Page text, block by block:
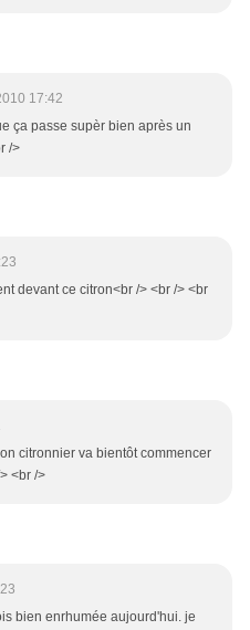
17:42
ça passe supèr bien après un
/>
devant ce citron<br /> <br /> <br
citronnier va bientôt commencer
<br />
bien enrhumée aujourd'hui. je